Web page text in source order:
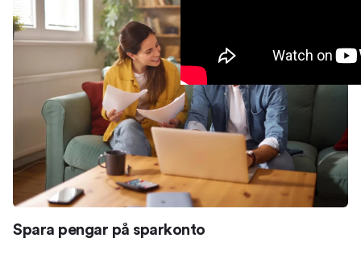
Spara pengar på sparkonto